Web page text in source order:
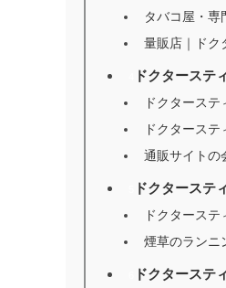
タバコ屋・専
量販店｜ドク
ドクターステ
ドクタース
ドクタース
通販サイトの
ドクターステ
ドクタース
煙草のランニ
ドクターステ